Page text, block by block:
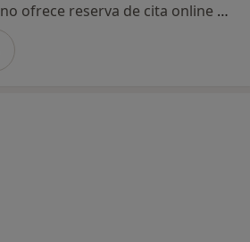
Este especialista no ofrece reserva de cita online en esta dirección.